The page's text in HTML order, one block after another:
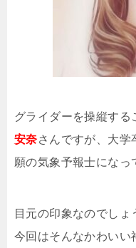
グライダーを操縦す
安奈さんですが、大学
願の気象予報士になっ
目元の印象なのでしょ
今回はそんなかわいい